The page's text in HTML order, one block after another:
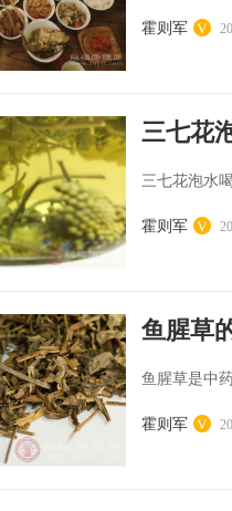
霍则军
三七花
三七花泡水
霍则军
鱼腥草
鱼腥草是中
霍则军